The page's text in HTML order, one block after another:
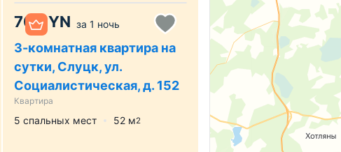
70 BYN за 1 ночь
3-комнатная квартира на
сутки, Слуцк, ул.
Социалистическая, д. 152
Квартира
5 спальных мест 52м2